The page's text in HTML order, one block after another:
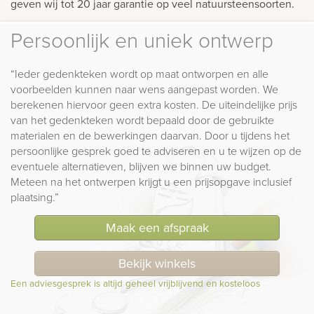
geven wij tot 20 jaar garantie op veel natuursteensoorten.
Persoonlijk en uniek ontwerp
“Ieder gedenkteken wordt op maat ontworpen en alle
voorbeelden kunnen naar wens aangepast worden. We
berekenen hiervoor geen extra kosten. De uiteindelijke prijs
van het gedenkteken wordt bepaald door de gebruikte
materialen en de bewerkingen daarvan. Door u tijdens het
persoonlijke gesprek goed te adviseren en u te wijzen op de
eventuele alternatieven, blijven we binnen uw budget.
Meteen na het ontwerpen krijgt u een prijsopgave inclusief
plaatsing.”
Maak een afspraak
Bekijk winkels
Een adviesgesprek is altijd geheel vrijblijvend en kosteloos